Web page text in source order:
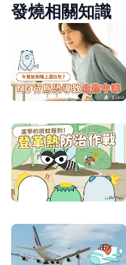
發燒相關知識